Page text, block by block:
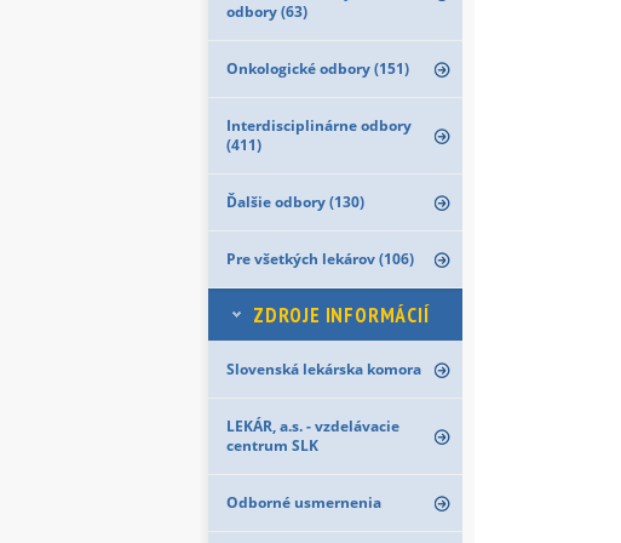
odbory (63)
Onkologické odbory (151)
Interdisciplinárne odbory
(411)
Ďalšie odbory (130)
Pre všetkých lekárov (106)
ZDROJE INFORMÁCIÍ
Slovenská lekárska komora
LEKÁR, a.s. - vzdelávacie
centrum SLK
Odborné usmernenia